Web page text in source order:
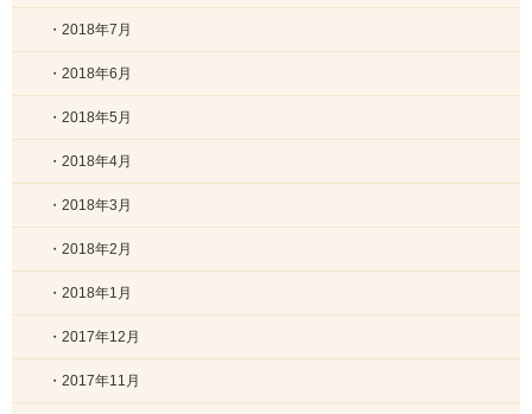
・2018年7月
・2018年6月
・2018年5月
・2018年4月
・2018年3月
・2018年2月
・2018年1月
・2017年12月
・2017年11月